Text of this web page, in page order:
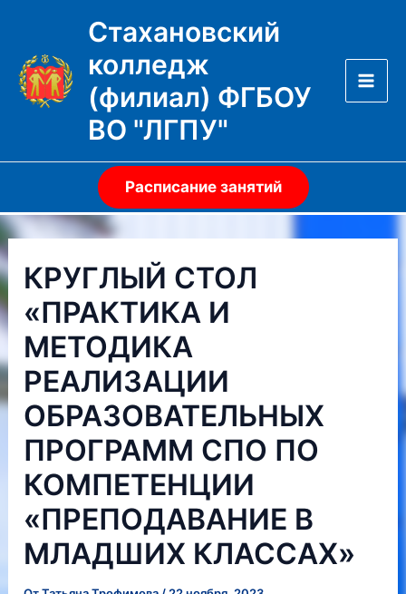
содержимому
Стахановский
колледж
(филиал) ФГБОУ
ВО "ЛГПУ"
Расписание занятий
КРУГЛЫЙ СТОЛ
«ПРАКТИКА И
МЕТОДИКА
РЕАЛИЗАЦИИ
ОБРАЗОВАТЕЛЬНЫХ
ПРОГРАММ СПО ПО
КОМПЕТЕНЦИИ
«ПРЕПОДАВАНИЕ В
МЛАДШИХ КЛАССАХ»